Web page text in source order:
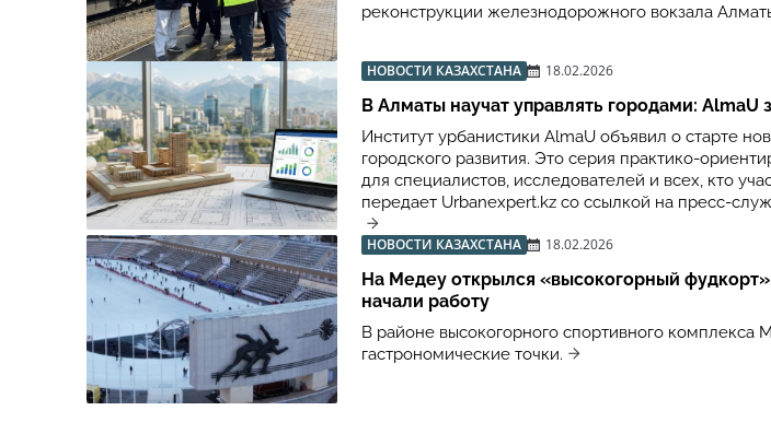
реконструкции железнодорожного вокзала
НОВОСТИ КАЗАХСТАНА 18.02.2026
В Алматы научат управлять городами: AlmaU
Институт урбанистики AlmaU объявил о старте
городского развития. Это серия практико-
для специалистов, исследователей и всех, кто
передает Urbanexpert.kz со ссылкой на пресс-
НОВОСТИ КАЗАХСТАНА 18.02.2026
На Медеу открылся «высокогорный
начали работу
В районе высокогорного спортивного комплекса
гастрономические точки.